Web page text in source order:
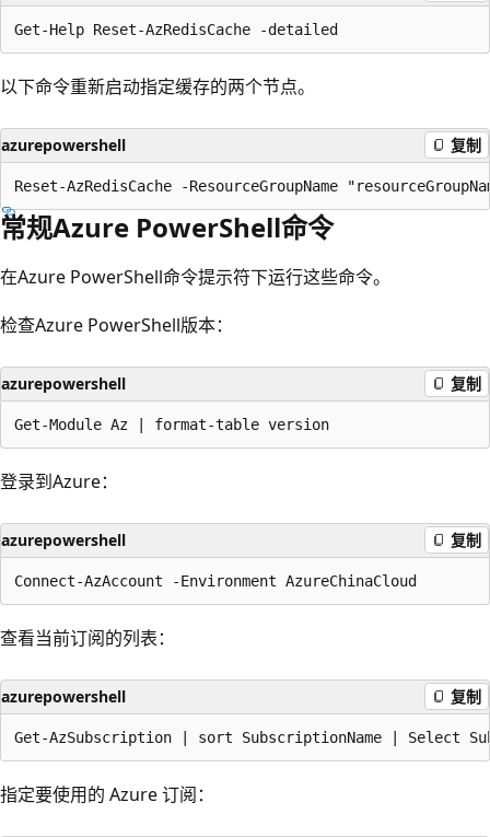
以下命令重新启动指定缓存的两个节点。
azurepowershell 复制
常规Azure PowerShell命令
在Azure PowerShell命令提示符下运行这些命令。
检查Azure PowerShell版本：
azurepowershell 复制
登录到Azure：
azurepowershell 复制
查看当前订阅的列表：
azurepowershell 复制
指定要使用的 Azure 订阅：